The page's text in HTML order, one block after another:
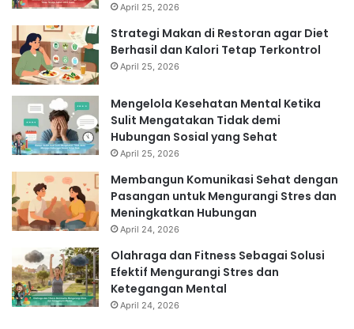
April 25, 2026
Strategi Makan di Restoran agar Diet
Berhasil dan Kalori Tetap Terkontrol
April 25, 2026
Mengelola Kesehatan Mental Ketika
Sulit Mengatakan Tidak demi
Hubungan Sosial yang Sehat
April 25, 2026
Membangun Komunikasi Sehat dengan
Pasangan untuk Mengurangi Stres dan
Meningkatkan Hubungan
April 24, 2026
Olahraga dan Fitness Sebagai Solusi
Efektif Mengurangi Stres dan
Ketegangan Mental
April 24, 2026